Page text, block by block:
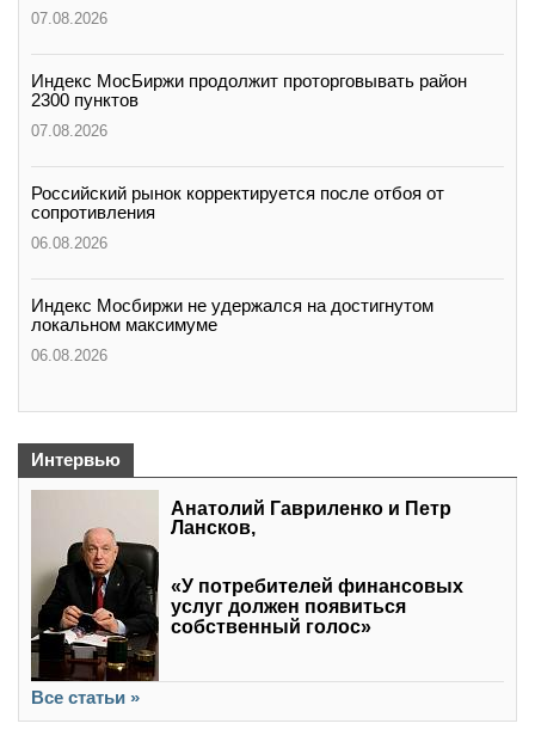
07.08.2026
Индекс МосБиржи продолжит проторговывать район
2300 пунктов
07.08.2026
Российский рынок корректируется после отбоя от
сопротивления
06.08.2026
Индекс Мосбиржи не удержался на достигнутом
локальном максимуме
06.08.2026
Интервью
Анатолий Гавриленко и Петр
Лансков,
«У потребителей финансовых
услуг должен появиться
собственный голос»
Все статьи »